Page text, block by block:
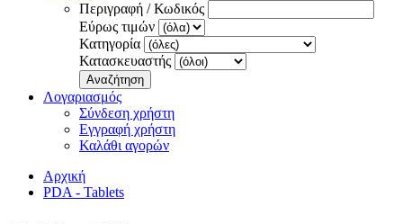
Περιγραφή / Κωδικός
Εύρως τιμών
Κατηγορία
Κατασκευαστής
Αναζήτηση
Λογαριασμός
Σύνδεση χρήστη
Εγγραφή χρήστη
Καλάθι αγορών
Αρχική
PDA - Tablets